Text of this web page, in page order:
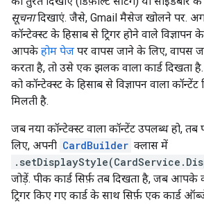
सूचनादिखाएं. जैसे, Gmail मैसेज खोलने पर.
कॉन्टेक्स्ट के हिसाब से ट्रिगर होने वाले विज्ञापन
आपके होम पेज पर वापस जाने के लिए, वापस
करता है, तो उसे एक झलक वाला कार्ड दिखता
को कॉन्टेक्स्ट के हिसाब से विज्ञापन वाला
मिलती है.
जब नया कॉन्टेक्स्ट वाला कॉन्टेंट उपलब्ध हो, तब
लिए, अपनी CardBuilder क्लास में
जोड़ें. पीक कार्ड सिर्फ़ तब दिखता है, जब आपके
ट्रिगर किए गए कार्ड के साथ सिर्फ़ एक कार्ड